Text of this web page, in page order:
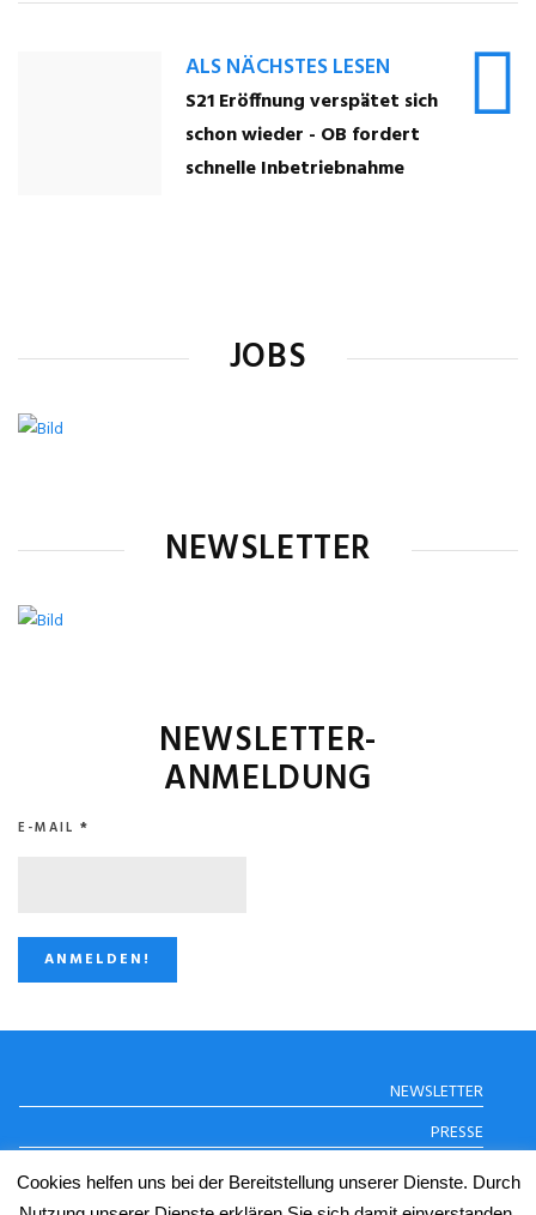
ALS NÄCHSTES LESEN
S21 Eröffnung verspätet sich
schon wieder - OB fordert
schnelle Inbetriebnahme
JOBS
NEWSLETTER
NEWSLETTER-
ANMELDUNG
E-MAIL *
STUGGI.TV AUF
INSTAGRAM
NEWSLETTER
PRESSE
DATENSCHUTZERKLÄRUNG
Cookies helfen uns bei der Bereitstellung unserer Dienste. Durch